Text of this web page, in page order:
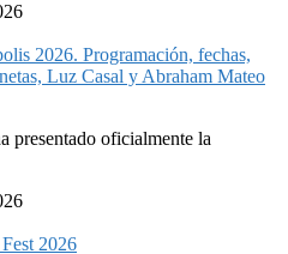
2026. Programación, fechas,
Luz Casal y Abraham Mateo
presentado oficialmente la
2026